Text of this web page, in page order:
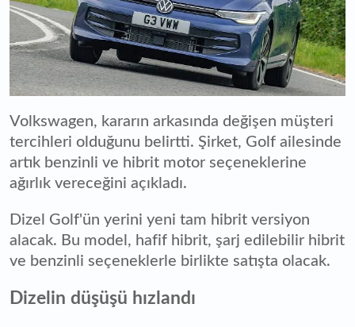
Volkswagen, kararın arkasında değişen müşteri
tercihleri olduğunu belirtti. Şirket, Golf ailesinde
artık benzinli ve hibrit motor seçeneklerine
ağırlık vereceğini açıkladı.
Dizel Golf'ün yerini yeni tam hibrit versiyon
alacak. Bu model, hafif hibrit, şarj edilebilir hibrit
ve benzinli seçeneklerle birlikte satışta olacak.
Dizelin düşüşü hızlandı